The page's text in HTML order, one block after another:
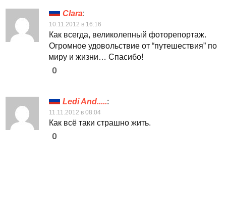
Clara:
10.11.2012 в 16:16
Как всегда, великолепный фоторепортаж.
Огромное удовольствие от “путешествия” по
миру и жизни… Спасибо!
0
Ledi And.....:
11.11.2012 в 08:04
Как всё таки страшно жить.
0